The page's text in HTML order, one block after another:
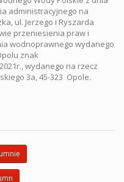
administracyjnego na
ul. Jerzego i Ryszarda
przeniesienia praw i
wodnoprawnego wydanego
znak
wydanego na rzecz
3a, 45-323 Opole.